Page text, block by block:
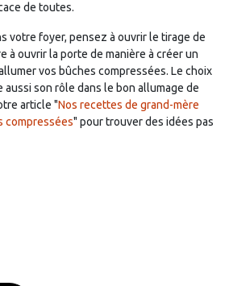
de toutes.
votre foyer, pensez à ouvrir le tirage de
à ouvrir la porte de manière à créer un
vos bûches compressées. Le choix
son rôle dans le bon allumage de
article "Nos recettes de grand-mère
compressées" pour trouver des idées pas